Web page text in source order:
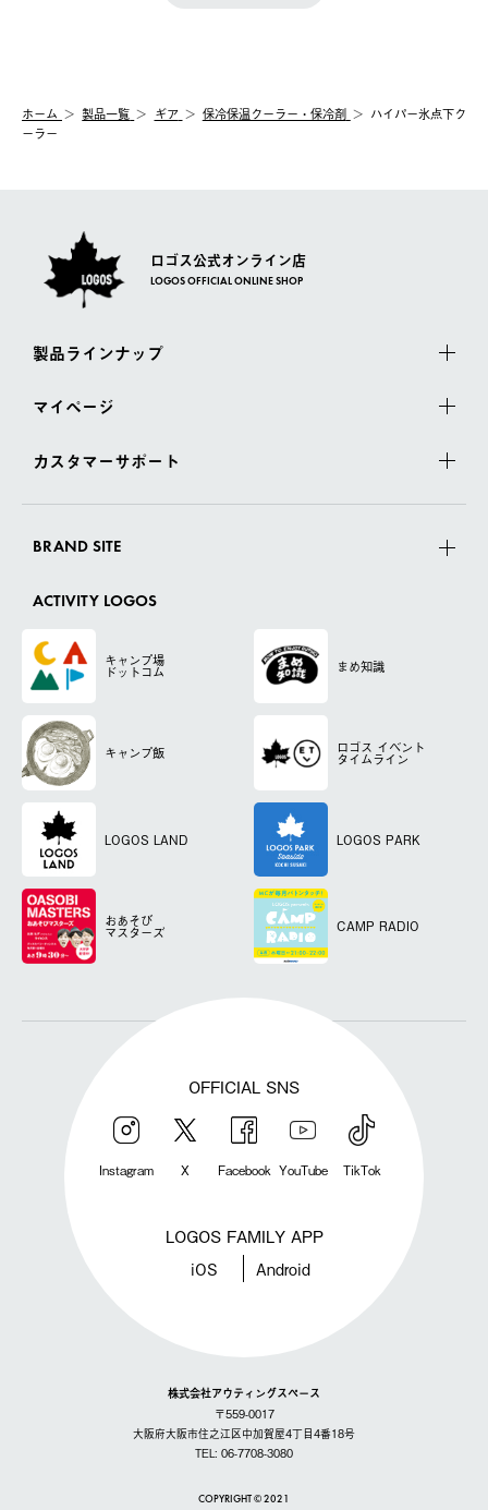
【配送業者】
佐川急便にて配送されます。
一度お手元の商品を返品いただき、ご希望商品を再注文してくだ
ホーム 製品一覧 ギア 保冷保温クーラー・保冷剤
ハイパー氷点下ク
ーラー
ロゴス公式オンライン店
LOGOS OFFICIAL ONLINE SHOP
製品ラインナップ
マイページ
カスタマーサポート
BRAND SITE
ACTIVITY LOGOS
キャンプ場
ドットコム まめ知識
キャンプ飯 ロゴス イベント
タイムライン
LOGOS LAND LOGOS PARK
おあそび
マスターズ CAMP RADIO
OFFICIAL SNS
Instagram X Facebook YouTube TikTok
LOGOS FAMILY APP
iOS Android
株式会社アウティングスペース
〒559-0017
大阪府大阪市住之江区中加賀屋4丁目4番18号
TEL: 06-7708-3080
COPYRIGHT © 2021